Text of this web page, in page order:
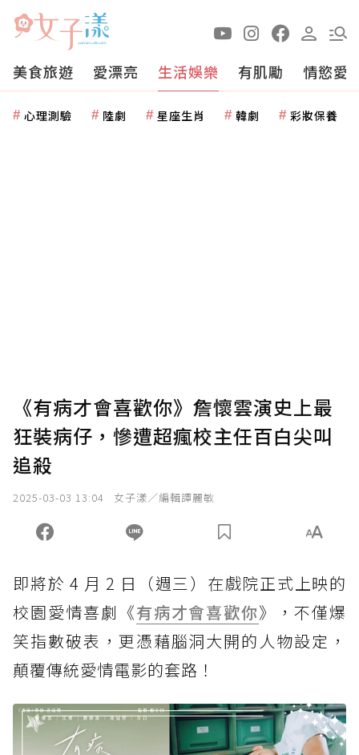
美食旅遊 愛漂亮 生活娛樂 有肌勵 情慾愛
心理測驗 陸劇 星座生肖 韓劇 彩妝保養
《有病才會喜歡你》詹懷雲演史上最
狂裝病仔，慘遭超瘋校主任百白尖叫
追殺
2025-03-03 13:04 女子漾／編輯譚麗敏
即將於 4 月 2 日（週三）在戲院正式上映的
校園愛情喜劇《有病才會喜歡你》，不僅爆
笑指數破表，更憑藉腦洞大開的人物設定，
顛覆傳統愛情電影的套路！